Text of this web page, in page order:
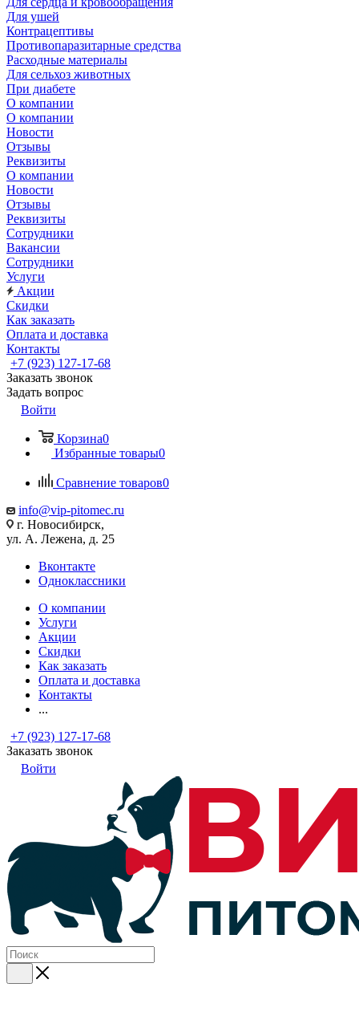
Для ушей
Контрацептивы
Противопаразитарные средства
Расходные материалы
Для сельхоз животных
При диабете
О компании
О компании
Новости
Отзывы
Реквизиты
О компании
Новости
Отзывы
Реквизиты
Сотрудники
Вакансии
Сотрудники
Услуги
Акции
Скидки
Как заказать
Оплата и доставка
Контакты
+7 (923) 127-17-68
Заказать звонок
Задать вопрос
Войти
Корзина0
Избранные товары0
Сравнение товаров0
info@vip-pitomec.ru
г. Новосибирск,
ул. А. Лежена, д. 25
Вконтакте
Одноклассники
О компании
Услуги
Акции
Скидки
Как заказать
Оплата и доставка
Контакты
...
+7 (923) 127-17-68
Заказать звонок
Войти